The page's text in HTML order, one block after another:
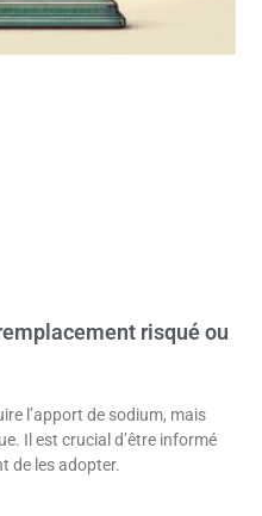
risqué ou
l’apport de sodium, mais
Il est crucial d’être informé
de les adopter.